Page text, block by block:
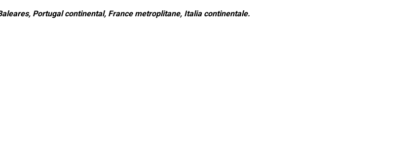
Portugal continental, France metroplitane, Italia continentale.